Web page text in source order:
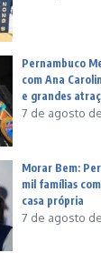
Pernambuco
com Ana
e grandes
7 de agosto
Morar Bem:
mil famílias
casa própria
7 de agosto